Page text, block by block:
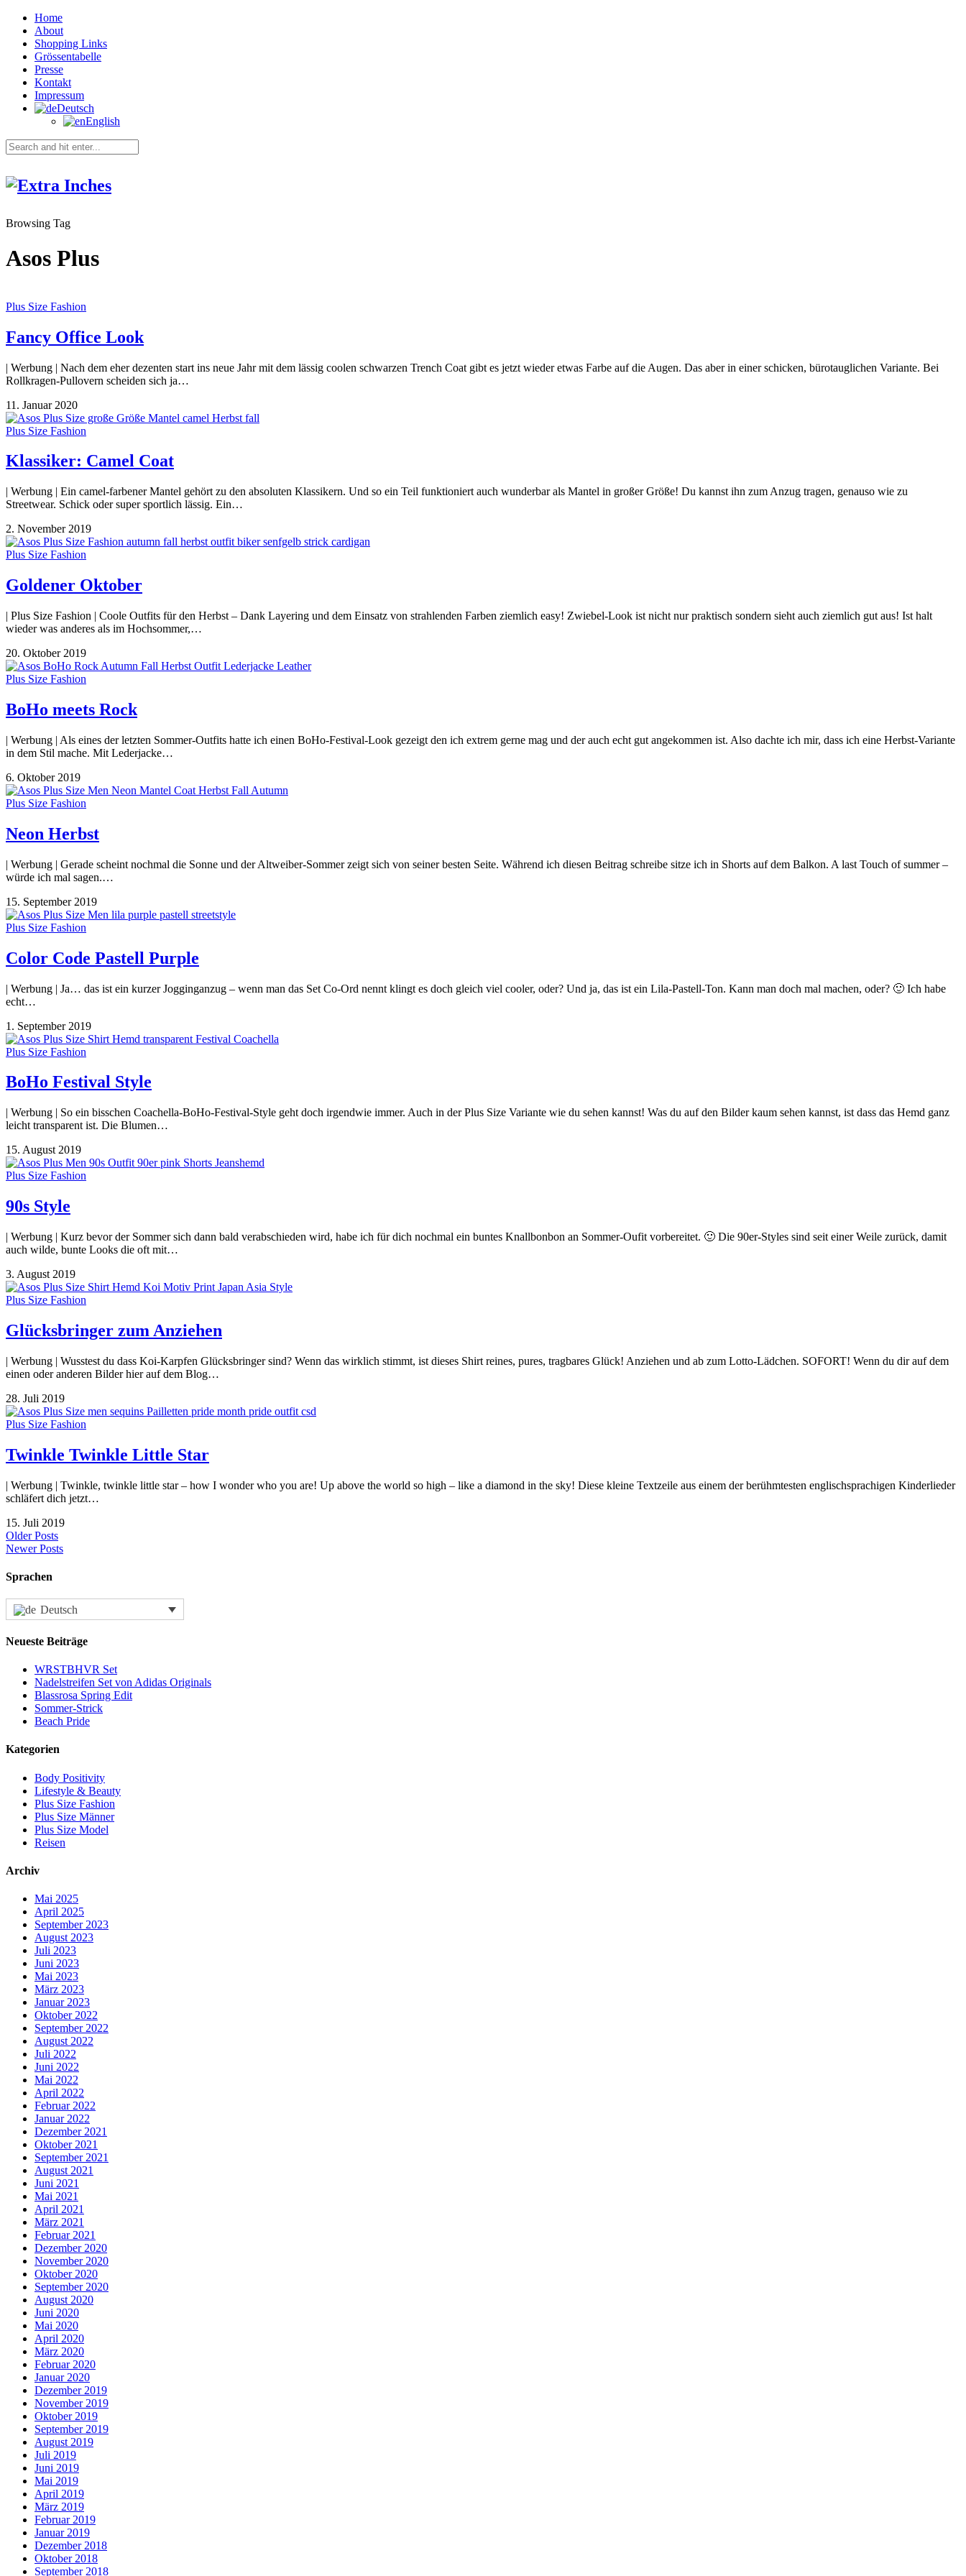
Home
About
Shopping Links
Grössentabelle
Presse
Kontakt
Impressum
Deutsch
English
Browsing Tag
Asos Plus
Plus Size Fashion
Fancy Office Look
| Werbung | Nach dem eher dezenten start ins neue Jahr mit dem lässig coolen schwarzen Trench Coat gibt es jetzt wieder etwas Farbe auf die Augen. Das aber in einer schicken, bürotauglichen Variante. Bei
Rollkragen-Pullovern scheiden sich ja…
11. Januar 2020
Plus Size Fashion
Klassiker: Camel Coat
| Werbung | Ein camel-farbener Mantel gehört zu den absoluten Klassikern. Und so ein Teil funktioniert auch wunderbar als Mantel in großer Größe! Du kannst ihn zum Anzug tragen, genauso wie zu
Streetwear. Schick oder super sportlich lässig. Ein…
2. November 2019
Plus Size Fashion
Goldener Oktober
| Plus Size Fashion | Coole Outfits für den Herbst – Dank Layering und dem Einsatz von strahlenden Farben ziemlich easy! Zwiebel-Look ist nicht nur praktisch sondern sieht auch ziemlich gut aus! Ist halt
wieder was anderes als im Hochsommer,…
20. Oktober 2019
Plus Size Fashion
BoHo meets Rock
| Werbung | Als eines der letzten Sommer-Outfits hatte ich einen BoHo-Festival-Look gezeigt den ich extrem gerne mag und der auch echt gut angekommen ist. Also dachte ich mir, dass ich eine Herbst-Variante
in dem Stil mache. Mit Lederjacke…
6. Oktober 2019
Plus Size Fashion
Neon Herbst
| Werbung | Gerade scheint nochmal die Sonne und der Altweiber-Sommer zeigt sich von seiner besten Seite. Während ich diesen Beitrag schreibe sitze ich in Shorts auf dem Balkon. A last Touch of summer –
würde ich mal sagen.…
15. September 2019
Plus Size Fashion
Color Code Pastell Purple
| Werbung | Ja… das ist ein kurzer Jogginganzug – wenn man das Set Co-Ord nennt klingt es doch gleich viel cooler, oder? Und ja, das ist ein Lila-Pastell-Ton. Kann man doch mal machen, oder? 🙂 Ich habe
echt…
1. September 2019
Plus Size Fashion
BoHo Festival Style
| Werbung | So ein bisschen Coachella-BoHo-Festival-Style geht doch irgendwie immer. Auch in der Plus Size Variante wie du sehen kannst! Was du auf den Bilder kaum sehen kannst, ist dass das Hemd ganz
leicht transparent ist. Die Blumen…
15. August 2019
Plus Size Fashion
90s Style
| Werbung | Kurz bevor der Sommer sich dann bald verabschieden wird, habe ich für dich nochmal ein buntes Knallbonbon an Sommer-Oufit vorbereitet. 🙂 Die 90er-Styles sind seit einer Weile zurück, damit
auch wilde, bunte Looks die oft mit…
3. August 2019
Plus Size Fashion
Glücksbringer zum Anziehen
| Werbung | Wusstest du dass Koi-Karpfen Glücksbringer sind? Wenn das wirklich stimmt, ist dieses Shirt reines, pures, tragbares Glück! Anziehen und ab zum Lotto-Lädchen. SOFORT! Wenn du dir auf dem
einen oder anderen Bilder hier auf dem Blog…
28. Juli 2019
Plus Size Fashion
Twinkle Twinkle Little Star
| Werbung | Twinkle, twinkle little star – how I wonder who you are! Up above the world so high – like a diamond in the sky! Diese kleine Textzeile aus einem der berühmtesten englischsprachigen Kinderlieder
schläfert dich jetzt…
15. Juli 2019
Older Posts
Newer Posts
Sprachen
Deutsch
Neueste Beiträge
WRSTBHVR Set
Nadelstreifen Set von Adidas Originals
Blassrosa Spring Edit
Sommer-Strick
Beach Pride
Kategorien
Body Positivity
Lifestyle & Beauty
Plus Size Fashion
Plus Size Männer
Plus Size Model
Reisen
Archiv
Mai 2025
April 2025
September 2023
August 2023
Juli 2023
Juni 2023
Mai 2023
März 2023
Januar 2023
Oktober 2022
September 2022
August 2022
Juli 2022
Juni 2022
Mai 2022
April 2022
Februar 2022
Januar 2022
Dezember 2021
Oktober 2021
September 2021
August 2021
Juni 2021
Mai 2021
April 2021
März 2021
Februar 2021
Dezember 2020
November 2020
Oktober 2020
September 2020
August 2020
Juni 2020
Mai 2020
April 2020
März 2020
Februar 2020
Januar 2020
Dezember 2019
November 2019
Oktober 2019
September 2019
August 2019
Juli 2019
Juni 2019
Mai 2019
April 2019
März 2019
Februar 2019
Januar 2019
Dezember 2018
Oktober 2018
September 2018